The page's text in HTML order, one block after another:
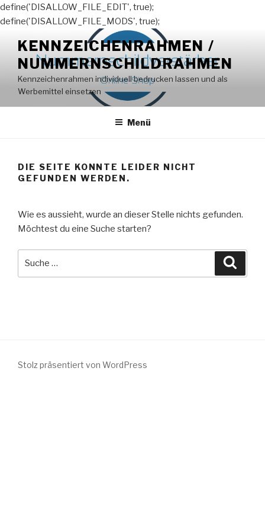
define('DISALLOW_FILE_EDIT', true);
define('DISALLOW_FILE_MODS', true);
Inhalt
springen
KENNZEICHENRAHMEN /
NUMMERNSCHILDRAHMEN
Kennzeichenrahmen individuell bedrucken lassen und als
Werbemittel einsetzen
Menü
DIE SEITE KONNTE LEIDER NICHT
GEFUNDEN WERDEN.
Wie es aussieht, wurde an dieser Stelle nichts gefunden.
Möchtest du eine Suche starten?
Stolz präsentiert von WordPress